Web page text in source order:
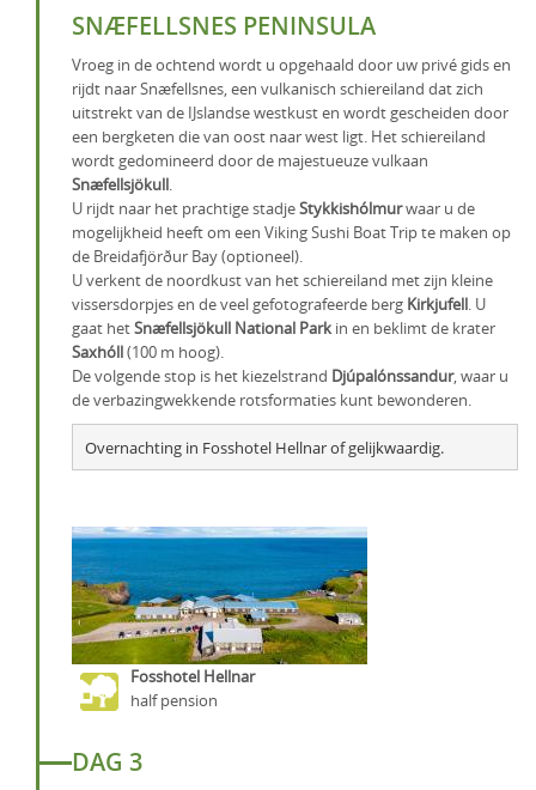
SNÆFELLSNES PENINSULA
Vroeg in de ochtend wordt u opgehaald door uw privé gids en
rijdt naar Snæfellsnes, een vulkanisch schiereiland dat zich
uitstrekt van de IJslandse westkust en wordt gescheiden door
een bergketen die van oost naar west ligt. Het schiereiland
wordt gedomineerd door de majestueuze vulkaan
Snæfellsjökull.
U rijdt naar het prachtige stadjeStykkishólmurwaar u de
mogelijkheid heeft om een Viking Sushi Boat Trip te maken op
de Breidafjörður Bay (optioneel).
U verkent de noordkust van het schiereiland met zijn kleine
vissersdorpjes en de veel gefotografeerde berg Kirkjufell. U
gaat hetSnæfellsjökull National Parkin en beklimt de krater
Saxhóll(100 m hoog).
De volgende stop is het kiezelstrand Djúpalónssandur, waar u
de verbazingwekkende rotsformaties kunt bewonderen.
Overnachting in Fosshotel Hellnar of gelijkwaardig.
Fosshotel Hellnar
half pension
DAG 3